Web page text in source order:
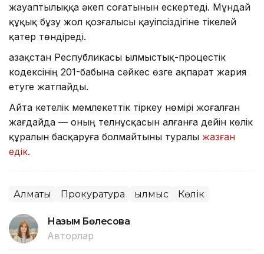
жауаптылыққа әкеп соғатынын ескертеді. Мұндай
құқық бұзу жол қозғалысы қауіпсіздігіне тікелей
қатер төндіреді.
Қазақстан Республикасы Қылмыстық-процестік
кодексінің 201-бабына сәйкес өзге ақпарат жария
етуге жатпайды.
Айта кетелік мемлекеттік тіркеу нөмірі жоғалған
жағдайда — оның телнұсқасын алғанға дейін көлік
құралын басқаруға болмайтыны туралы жазған
едік.
Алматы Прокуратура Қылмыс Көлік
Назым Бөлесова
Авторлар